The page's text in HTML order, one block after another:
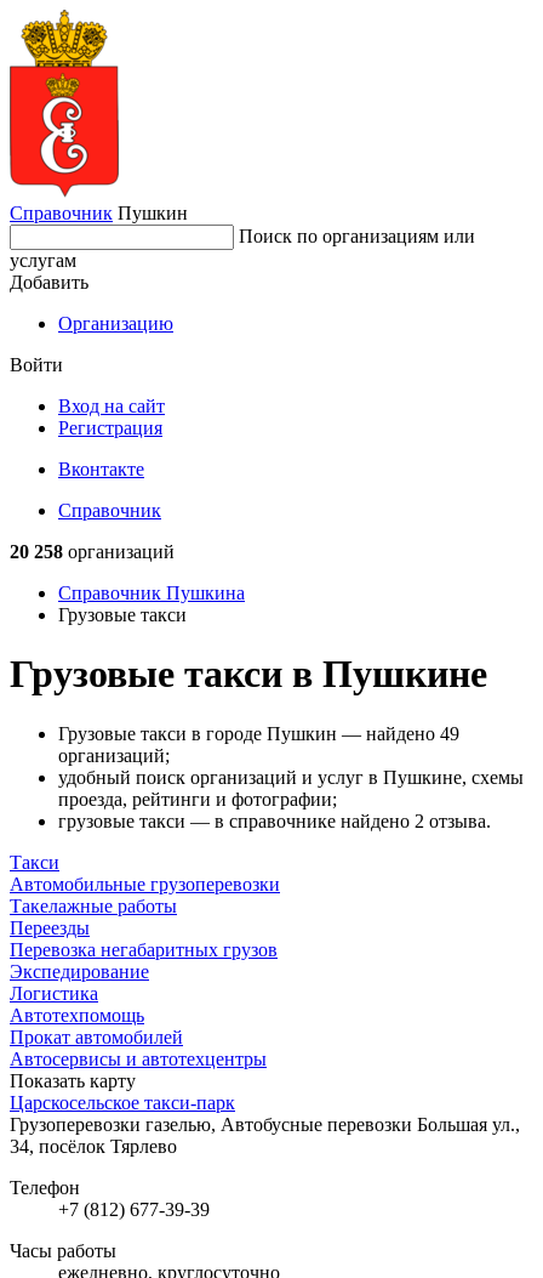
Справочник Пушкин
Поиск по организациям или
услугам
Добавить
Организацию
Войти
Вход на сайт
Регистрация
Вконтакте
Справочник
20 258 организаций
Справочник Пушкина
Грузовые такси
Грузовые такси в Пушкине
Грузовые такси в городе Пушкин — найдено 49
организаций;
удобный поиск организаций и услуг в Пушкине, схемы
проезда, рейтинги и фотографии;
грузовые такси — в справочнике найдено 2 отзыва.
Такси
Автомобильные грузоперевозки
Такелажные работы
Переезды
Перевозка негабаритных грузов
Экспедирование
Логистика
Автотехпомощь
Прокат автомобилей
Автосервисы и автотехцентры
Показать карту
Царскосельское такси-парк
Грузоперевозки газелью, Автобусные перевозки Большая ул.,
34, посёлок Тярлево
Телефон
+7 (812) 677-39-39
Часы работы
ежедневно, круглосуточно